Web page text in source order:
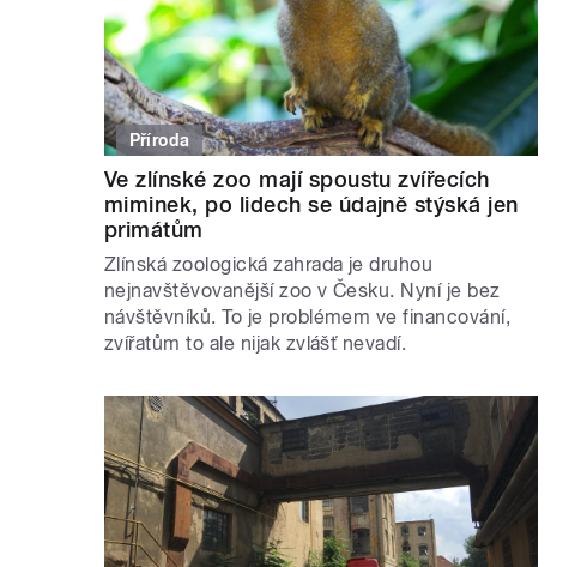
Příroda
Ve zlínské zoo mají spoustu zvířecích
miminek, po lidech se údajně stýská jen
primátům
Zlínská zoologická zahrada je druhou
nejnavštěvovanější zoo v Česku. Nyní je bez
návštěvníků. To je problémem ve financování,
zvířatům to ale nijak zvlášť nevadí.